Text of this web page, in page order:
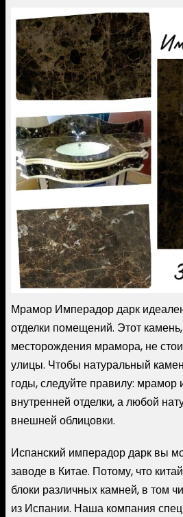
Мрамор Имперадор дарк
отделки помещений. Этот
месторождения мрамора, не
улицы. Чтобы натуральный
годы, следуйте правилу: мрамор
внутренней отделки, а любой
внешней облицовки.
Испанский имперадор дарк вы
заводе в Китае. Потому, что
блоки различных камней, в том
из Испании. Наша компания